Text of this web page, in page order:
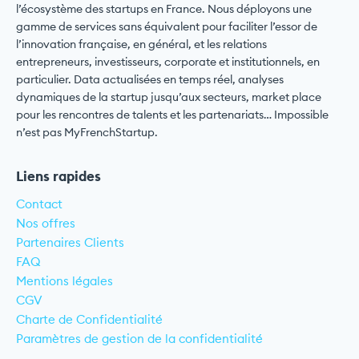
l’écosystème des startups en France. Nous déployons une
gamme de services sans équivalent pour faciliter l’essor de
l’innovation française, en général, et les relations
entrepreneurs, investisseurs, corporate et institutionnels, en
particulier. Data actualisées en temps réel, analyses
dynamiques de la startup jusqu’aux secteurs, market place
pour les rencontres de talents et les partenariats… Impossible
n’est pas MyFrenchStartup.
Liens rapides
Contact
Nos offres
Partenaires Clients
FAQ
Mentions légales
CGV
Charte de Confidentialité
Paramètres de gestion de la confidentialité